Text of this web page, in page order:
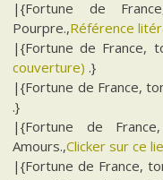
|{Fortune de
Pourpre.,Référence
|{Fortune de France,
couverture) .}
|{Fortune de France,
.}
|{Fortune de
Amours.,Clicker sur ce
|{Fortune de France,